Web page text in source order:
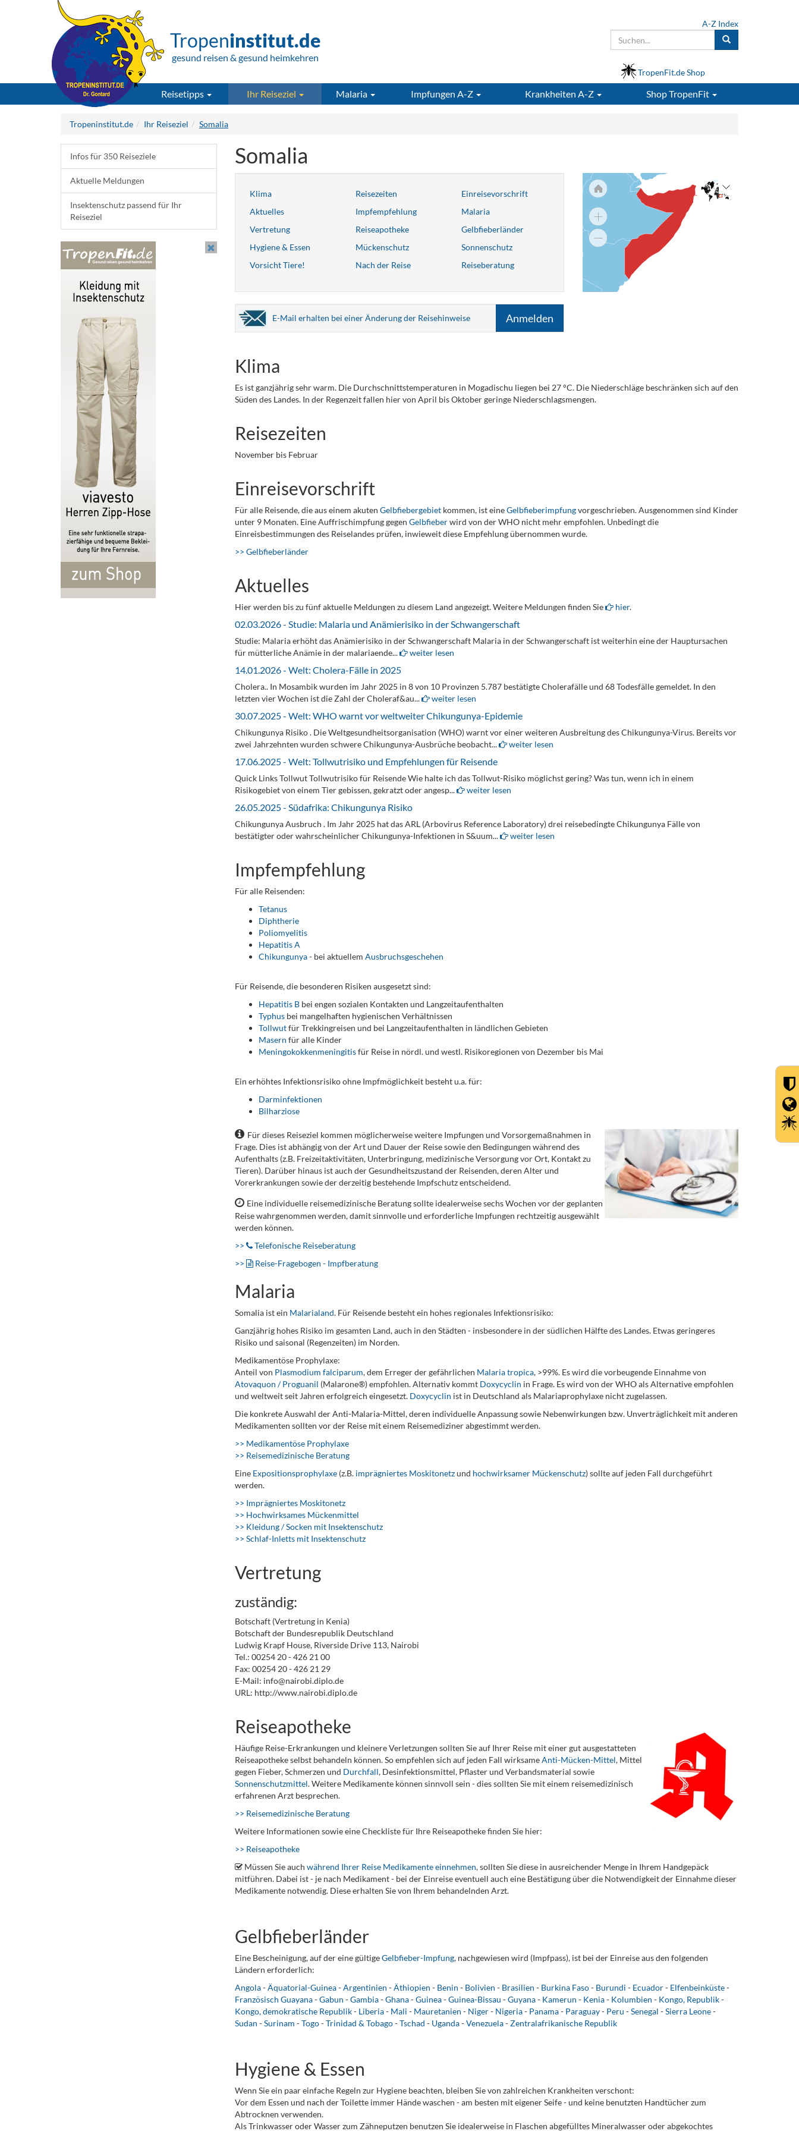
Tropeninstitut.de
gesund reisen & gesund heimkehren
A-Z Index
TropenFit.de Shop
Reisetipps Ihr Reiseziel Malaria Impfungen A-Z Krankheiten A-Z ShopTropenFit
Tropeninstitut.de Ihr Reiseziel Somalia
Somalia
Klima Reisezeiten
Einreisevorschrift
Aktuelles
Impfempfehlung
Malaria
Vertretung
Reiseapotheke
Gelbfieberländer
Hygiene & Essen
Mückenschutz
Sonnenschutz
Vorsicht Tiere!
Nach der Reise Reiseberatung
E-Mail erhalten bei einer Änderung der Reisehinweise Anmelden
Klima
Es ist ganzjährig sehr warm. Die Durchschnittstemperaturen in Mogadischu liegen bei 27 °C. Die Niederschläge beschränken sich auf den
Süden des Landes. In der Regenzeit fallen hier von April bis Oktober geringe Niederschlagsmengen.
Reisezeiten
November bis Februar
Einreisevorschrift
Für alle Reisende, die aus einem akuten Gelbfiebergebietkommen, ist eineGelbfieberimpfungvorgeschrieben. Ausgenommen sind Kinder
unter 9 Monaten. Eine Auffrischimpfung gegen Gelbfieberwird von der WHO nicht mehr empfohlen. Unbedingt die
Einreisbestimmungen des Reiselandes prüfen, inwieweit diese Empfehlung übernommen wurde.
>> Gelbfieberländer
Aktuelles
Hier werden bis zu fünf aktuelle Meldungen zu diesem Land angezeigt. Weitere Meldungen finden Sie hier.
02.03.2026 - Studie: Malaria und Anämierisiko in der Schwangerschaft
Studie: Malaria erhöht das Anämierisiko in der Schwangerschaft Malaria in der Schwangerschaft ist weiterhin eine der Hauptursachen
für mütterliche Anämie in der malariaende...
weiter lesen
14.01.2026 - Welt: Cholera-Fälle in 2025
Cholera.. In Mosambik wurden im Jahr 2025 in 8 von 10 Provinzen 5.787 bestätigte Cholerafälle und 68 Todesfälle gemeldet. In den
letzten vier Wochen ist die Zahl der Choleraf&au...
weiter lesen
30.07.2025 - Welt: WHO warnt vor weltweiter Chikungunya-Epidemie
Chikungunya Risiko . Die Weltgesundheitsorganisation (WHO) warnt vor einer weiteren Ausbreitung des Chikungunya-Virus. Bereits vor
zwei Jahrzehnten wurden schwere Chikungunya-Ausbrüche beobacht...
weiter lesen
17.06.2025 - Welt: Tollwutrisiko und Empfehlungen für Reisende
Quick Links Tollwut Tollwutrisiko für Reisende Wie halte ich das Tollwut-Risiko möglichst gering? Was tun, wenn ich in einem
Risikogebiet von einem Tier gebissen, gekratzt oder angesp...
weiter lesen
26.05.2025 - Südafrika: Chikungunya Risiko
Chikungunya Ausbruch . Im Jahr 2025 hat das ARL (Arbovirus Reference Laboratory) drei reisebedingte Chikungunya Fälle von
bestätigter oder wahrscheinlicher Chikungunya-Infektionen in S&uum...
weiter lesen
Impfempfehlung
Für alle Reisenden:
Tetanus
Diphtherie
Poliomyelitis
Hepatitis A
Chikungunya- bei aktuellem Ausbruchsgeschehen
Für Reisende, die besonderen Risiken ausgesetzt sind:
Hepatitis Bbei engen sozialen Kontakten und Langzeitaufenthalten
Typhusbei mangelhaften hygienischen Verhältnissen
Tollwutfür Trekkingreisen und bei Langzeitaufenthalten in ländlichen Gebieten
Masern für alle Kinder
Meningokokkenmeningitisfür Reise in nördl. und westl. Risikoregionen von Dezember bis Mai
Ein erhöhtes Infektionsrisiko ohne Impfmöglichkeit besteht u.a. für:
Darminfektionen
Bilharziose
Für dieses Reiseziel kommen möglicherweise weitere Impfungen und Vorsorgemaßnahmen in
Frage. Dies ist abhängig von der Art und Dauer der Reise sowie den Bedingungen während des
Aufenthalts (z.B. Freizeitaktivitäten, Unterbringung, medizinische Versorgung vor Ort, Kontakt zu
Tieren). Darüber hinaus ist auch der Gesundheitszustand der Reisenden, deren Alter und
Vorerkrankungen sowie der derzeitig bestehende Impfschutz entscheidend.
Eine individuelle reisemedizinische Beratung sollte idealerweise sechs Wochen vor der geplanten
Reise wahrgenommen werden, damit sinnvolle und erforderliche Impfungen rechtzeitig ausgewählt
werden können.
>>
Telefonische Reiseberatung
>>
Reise-Fragebogen - Impfberatung
Malaria
Somalia ist ein Malarialand. Für Reisende besteht ein hohes regionales Infektionsrisiko:
Ganzjährig hohes Risiko im gesamten Land, auch in den Städten - insbesondere in der südlichen Hälfte des Landes. Etwas geringeres
Risiko und saisonal (Regenzeiten) im Norden.
Medikamentöse Prophylaxe:
Anteil von Plasmodium falciparum, dem Erreger der gefährlichen Malaria tropica, >99%. Es wird die vorbeugende Einnahme von
Atovaquon / Proguanil (Malarone®) empfohlen. Alternativ kommt Doxycyclin in Frage. Es wird von der WHO als Alternative empfohlen
und weltweit seit Jahren erfolgreich eingesetzt. Doxycyclin ist in Deutschland als Malariaprophylaxe nicht zugelassen.
Die konkrete Auswahl der Anti-Malaria-Mittel, deren individuelle Anpassung sowie Nebenwirkungen bzw. Unverträglichkeit mit anderen
Medikamenten sollten vor der Reise mit einem Reisemediziner abgestimmt werden.
>> Medikamentöse Prophylaxe
>> Reisemedizinische Beratung
Eine Expositionsprophylaxe(z.B. imprägniertes Moskitonetzund hochwirksamer Mückenschutz) sollte auf jeden Fall durchgeführt
werden.
>> Imprägniertes Moskitonetz
>> Hochwirksames Mückenmittel
>> Kleidung / Socken mit Insektenschutz
>> Schlaf-Inletts mit Insektenschutz
Vertretung
zuständig:
Botschaft (Vertretung in Kenia)
Botschaft der Bundesrepublik Deutschland
Ludwig Krapf House, Riverside Drive 113, Nairobi
Tel.: 00254 20 - 426 21 00
Fax: 00254 20 - 426 21 29
E-Mail: info@nairobi.diplo.de
URL: http://www.nairobi.diplo.de
Reiseapotheke
Häufige Reise-Erkrankungen und kleinere Verletzungen sollten Sie auf Ihrer Reise mit einer gut ausgestatteten
Reiseapotheke selbst behandeln können. So empfehlen sich auf jeden Fall wirksameAnti-Mücken-Mittel, Mittel
gegen Fieber, Schmerzen und Durchfall, Desinfektionsmittel, Pflaster und Verbandsmaterial sowie
Sonnenschutzmittel. Weitere Medikamente können sinnvoll sein - dies sollten Sie mit einem reisemedizinisch
erfahrenen Arzt besprechen.
>> Reisemedizinische Beratung
Weitere Informationen sowie eine Checkliste für Ihre Reiseapotheke finden Sie hier:
>> Reiseapotheke
Müssen Sie auch während Ihrer Reise Medikamente einnehmen, sollten Sie diese in ausreichender Menge in Ihrem Handgepäck
mitführen. Dabei ist - je nach Medikament - bei der Einreise eventuell auch eine Bestätigung über die Notwendigkeit der Einnahme dieser
Medikamente notwendig. Diese erhalten Sie von Ihrem behandelnden Arzt.
Gelbfieberländer
Eine Bescheinigung, auf der eine gültigeGelbfieber-Impfung, nachgewiesen wird (Impfpass), ist bei der Einreise aus den folgenden
Ländern erforderlich:
Angola-Äquatorial-Guinea-Argentinien -Äthiopien - Benin - Bolivien - Brasilien - Burkina Faso- Burundi - Ecuador- Elfenbeinküste-
Französisch Guayana-Gabun -Gambia-Ghana-Guinea-Guinea-Bissau -Guyana- Kamerun - Kenia- Kolumbien - Kongo, Republik-
Kongo, demokratische Republik- Liberia- Mali - Mauretanien - Niger- Nigeria- Panama- Paraguay- Peru -Senegal -Sierra Leone-
Sudan -Surinam -Togo-Trinidad & Tobago-Tschad - Uganda-Venezuela-Zentralafrikanische Republik
Hygiene & Essen
Wenn Sie ein paar einfache Regeln zur Hygiene beachten, bleiben Sie von zahlreichen Krankheiten verschont:
Vor dem Essen und nach der Toilette immer Hände waschen - am besten mit eigener Seife - und keine benutzten Handtücher zum
Abtrocknen verwenden.
Als Trinkwasser oder Wasser zum Zähneputzen benutzen Sie idealerweise in Flaschen abgefülltes Mineralwasser oder abgekochtes
Infos für 350 Reiseziele
Aktuelle Meldungen
Insektenschutz passend für Ihr
Reiseziel